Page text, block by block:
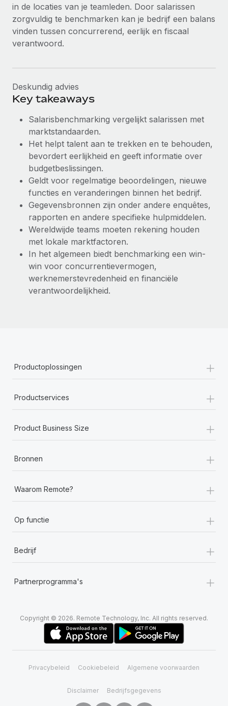
in de locaties van je teamleden. Door salarissen
zorgvuldig te benchmarken kan je bedrijf een balans
vinden tussen concurrerend, eerlijk en fiscaal
verantwoord.
Deskundig advies
Key takeaways
Salarisbenchmarking vergelijkt salarissen met
marktstandaarden.
Het helpt talent aan te trekken en te behouden,
bevordert eerlijkheid en geeft informatie over
budgetbeslissingen.
Geldt voor regelmatige beoordelingen, nieuwe
functies en veranderingen binnen het bedrijf.
Gegevensbronnen zijn onder andere enquêtes,
rapporten en andere specifieke hulpmiddelen.
Wereldwijde teams moeten rekening houden
met lokale marktfactoren.
In het algemeen biedt benchmarking een win-
win voor concurrentievermogen,
werknemerstevredenheid en financiële
verantwoordelijkheid.
Productoplossingen +
Productservices +
Product Business Size +
Bronnen +
Waarom Remote? +
Op functie +
Bedrijf +
Partnerprogramma's +
Copyright © 2026. Remote Technology, Inc. All rights reserved.
Privacybeleid Cookiebeleid Algemene voorwaarden
Disclaimer Bedrijfsgegevens